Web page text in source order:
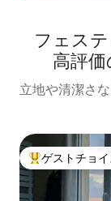
フェス
高⁠評⁠
立地や清潔さ
大好評のゲスト
ゲストチョイ